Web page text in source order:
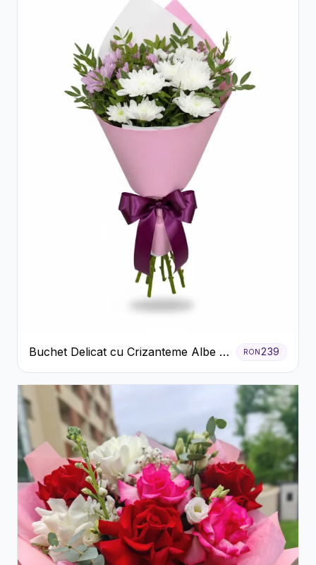
Buchet Delicat cu Crizanteme Albe și
Mov
RON239